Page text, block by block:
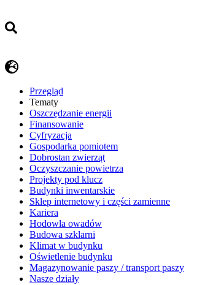
Przegląd
Tematy
​Oszczędzanie energii
Finansowanie
Cyfryzacja
Gospodarka pomiotem
Dobrostan zwierząt
Oczyszczanie powietrza
Projekty pod klucz
Budynki inwentarskie
Sklep internetowy i części zamienne
Kariera
Hodowla owadów
Budowa szklarni
Klimat w budynku
Oświetlenie budynku
Magazynowanie paszy / transport paszy
Nasze działy